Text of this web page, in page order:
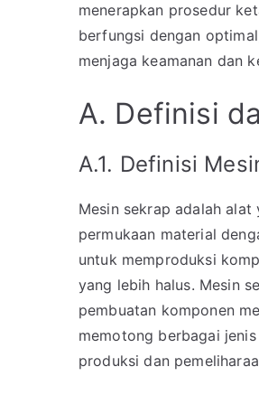
menerapkan prosedur
berfungsi dengan
menjaga keamanan dan
A. Definisi
A.1. Definisi
Mesin sekrap adalah
permukaan material
untuk memproduksi
yang lebih halus. Mesin
pembuatan komponen
memotong berbagai
produksi dan